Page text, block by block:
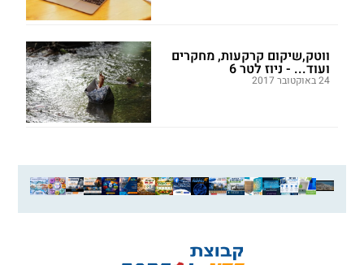
ווטק,שיקום קרקעות, מחקרים
ועוד... - ניוז לטר 6
24 באוקטובר 2017